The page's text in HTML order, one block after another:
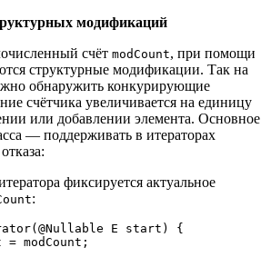
модификаций
счёт modCount, при помощи
структурные модификации. Так на
обнаружить конкурирующие
счётчика увеличивается на единицу
или добавлении элемента. Основное
— поддерживать в итераторах
фиксируется актуальное
:
E start) {
= modCount;